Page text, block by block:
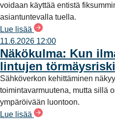
voidaan käyttää entistä
asiantuntevalla tuella.
Lue lisää
11.6.2026 12:00
Näkökulma: Kun
lintujen
Sähköverkon kehittäminen
toimintavarmuutena, mutta sillä
ympäröivään luontoon.
Lue lisää